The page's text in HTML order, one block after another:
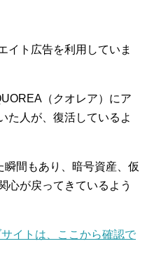
イト広告を利用していま
（クオレア）にア
た人が、復活しているよ
瞬間もあり、暗号資産、仮
心が戻ってきているよう
イトは、ここから確認で